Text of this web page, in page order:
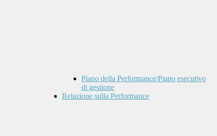
Piano della Performance/Piano esecutivo
di gestione
Relazione sulla Performance